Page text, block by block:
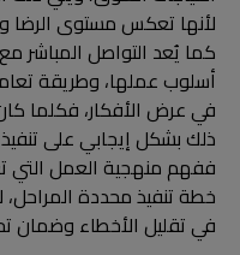
لأنها تعكس مستوى الرضا
كما يُعد التواصل
أسلوب عملها، وطريقة
في عرض الأفكار، فكلما
ذلك بشكل إيجابي على
ففهم منهجية العمل التي
خطة تنفيذ محددة
في تقليل الأخطاء وضمان